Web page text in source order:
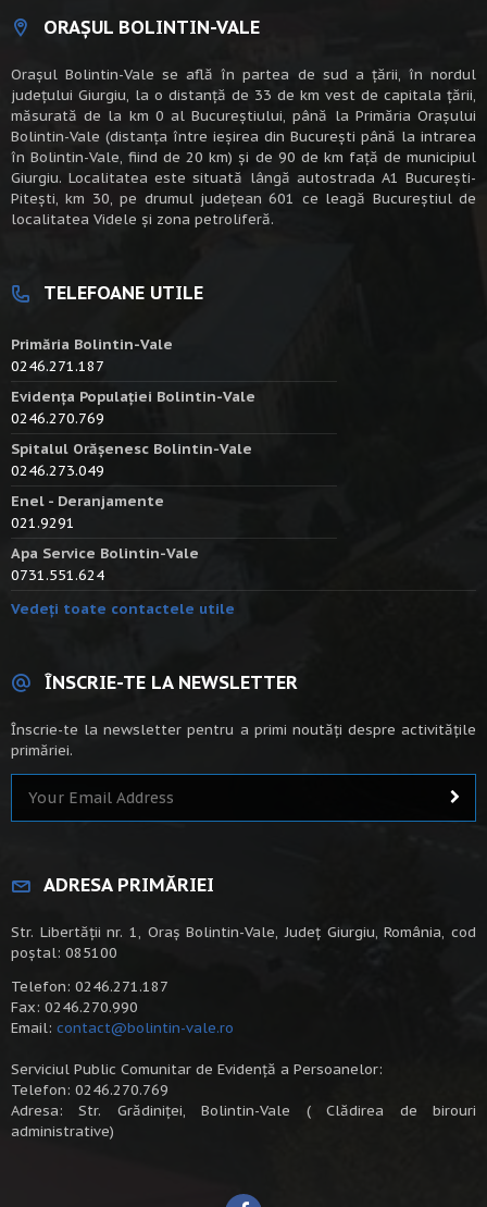
ORAȘUL BOLINTIN-VALE
Oraşul Bolintin-Vale se află în partea de sud a ţării, în nordul
judeţului Giurgiu, la o distanţă de 33 de km vest de capitala țării,
măsurată de la km 0 al Bucureștiului, până la Primăria Orașului
Bolintin-Vale (distanța între ieșirea din București până la intrarea
în Bolintin-Vale, fiind de 20 km) şi de 90 de km faţă de municipiul
Giurgiu. Localitatea este situată lângă autostrada A1 Bucureşti-
Piteşti, km 30, pe drumul judeţean 601 ce leagă Bucureştiul de
localitatea Videle şi zona petroliferă.
TELEFOANE UTILE
Primăria Bolintin-Vale
0246.271.187
Evidența Populației Bolintin-Vale
0246.270.769
Spitalul Orășenesc Bolintin-Vale
0246.273.049
Enel - Deranjamente
021.9291
Apa Service Bolintin-Vale
0731.551.624
Vedeți toate contactele utile
ÎNSCRIE-TE LA NEWSLETTER
Înscrie-te la newsletter pentru a primi noutăți despre activitățile
primăriei.
ADRESA PRIMĂRIEI
Str. Libertății nr. 1, Oraș Bolintin-Vale, Județ Giurgiu, România, cod
poștal: 085100
Telefon: 0246.271.187
Fax: 0246.270.990
Email: contact@bolintin-vale.ro
Serviciul Public Comunitar de Evidență a Persoanelor:
Telefon: 0246.270.769
Adresa: Str. Grădiniței, Bolintin-Vale ( Clădirea de birouri
administrative)